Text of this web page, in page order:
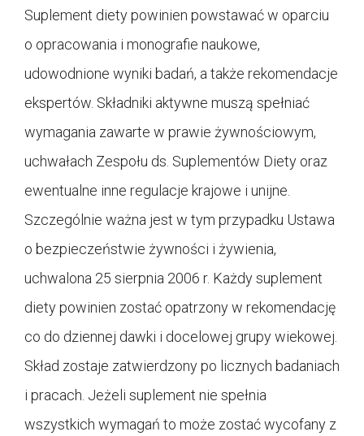
Suplement diety powinien powstawać w oparciu
o opracowania i monografie naukowe,
udowodnione wyniki badań, a także rekomendacje
ekspertów. Składniki aktywne muszą spełniać
wymagania zawarte w prawie żywnościowym,
uchwałach Zespołu ds. Suplementów Diety oraz
ewentualne inne regulacje krajowe i unijne.
Szczególnie ważna jest w tym przypadku Ustawa
o bezpieczeństwie żywności i żywienia,
uchwalona 25 sierpnia 2006 r. Każdy suplement
diety powinien zostać opatrzony w rekomendację
co do dziennej dawki i docelowej grupy wiekowej.
Skład zostaje zatwierdzony po licznych badaniach
i pracach. Jeżeli suplement nie spełnia
wszystkich wymagań to może zostać wycofany z